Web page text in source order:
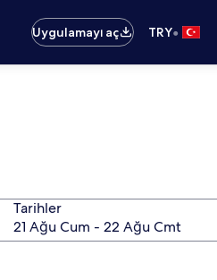
Uygulamayı aç
TRY•
Tarihler